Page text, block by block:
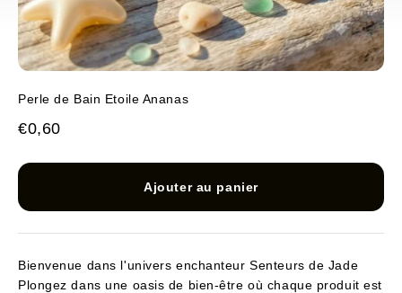
Perle de Bain Etoile Ananas
Prix de vente
€0,60
Ajouter au panier
Bienvenue dans l'univers enchanteur Senteurs de Jade
Plongez dans une oasis de bien-être où chaque produit est